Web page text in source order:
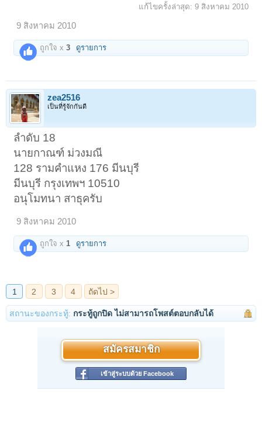
แก้ไขครั้งล่าสุด: 9 สิงหาคม 2010
9 สิงหาคม 2010
ถูกใจ x3 ดูรายการ
zea2516
เป็นที่รู้จักกันดี
ลำดับ 18
นายกาณฑ์ ม่วงมณี
128 รามคำแหง 176 มีนบุรี
มีนบุรี กรุงเทพฯ 10510
อนุโมทนา สาธุครับ
9 สิงหาคม 2010
ถูกใจ x1 ดูรายการ
สถานะของกระทู้: กระทู้ถูกปิด ไม่สามารถโพสต์ตอบกลับได้
สมัครสมาชิก
เข้าสู่ระบบด้วย Facebook